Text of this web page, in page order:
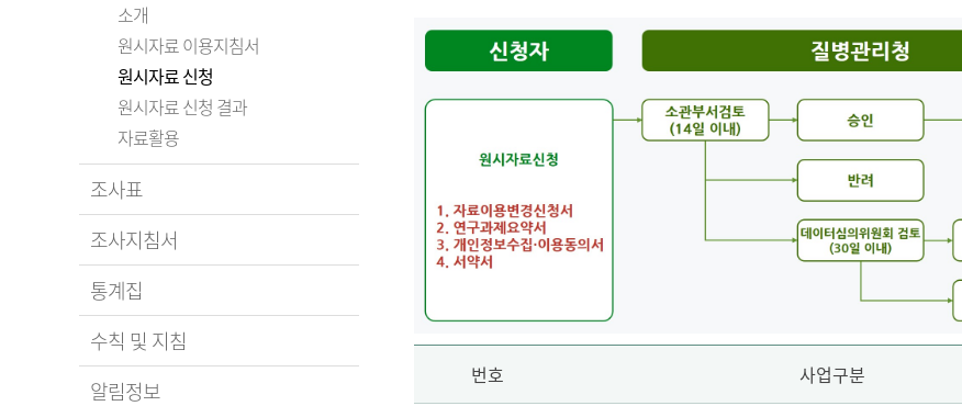
소개
원시자료 이용지침서
원시자료 신청
원시자료 신청 결과
자료활용
조사표
조사지침서
통계집
수칙 및 지침
알림정보
번호 사업구분